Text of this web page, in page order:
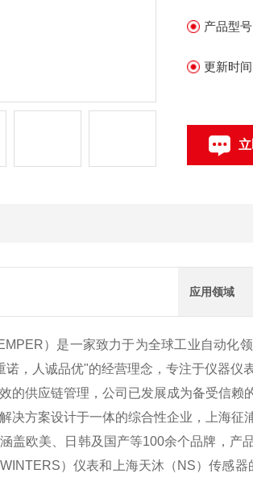
产品型号
更新时间
应用领域
）是一家致力于为全球工业自动化
诺，人诚品优"的经营理念，专注于仪器
的供应链管理，公司已发展成为备受信赖
决方案设计于一体的综合性企业，上海
盖欧美、日韩及国产等100余个品牌，产
）仪表和上海天沐（NS）传感